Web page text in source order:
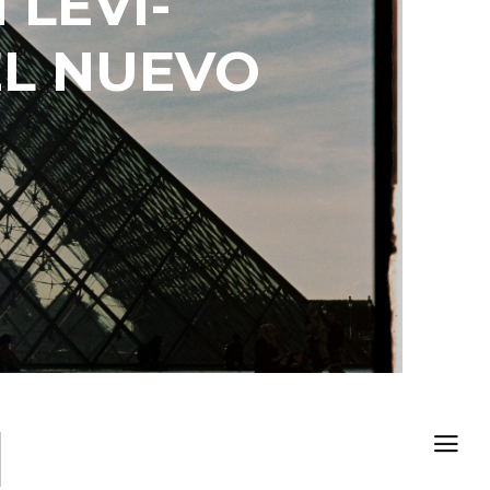
NUEVO